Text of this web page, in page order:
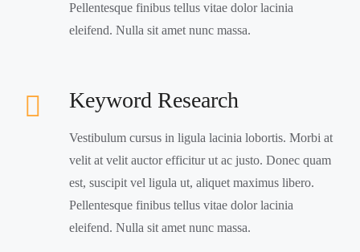
Pellentesque finibus tellus vitae dolor lacinia
eleifend. Nulla sit amet nunc massa.
Keyword Research
Vestibulum cursus in ligula lacinia lobortis. Morbi at
velit at velit auctor efficitur ut ac justo. Donec quam
est, suscipit vel ligula ut, aliquet maximus libero.
Pellentesque finibus tellus vitae dolor lacinia
eleifend. Nulla sit amet nunc massa.